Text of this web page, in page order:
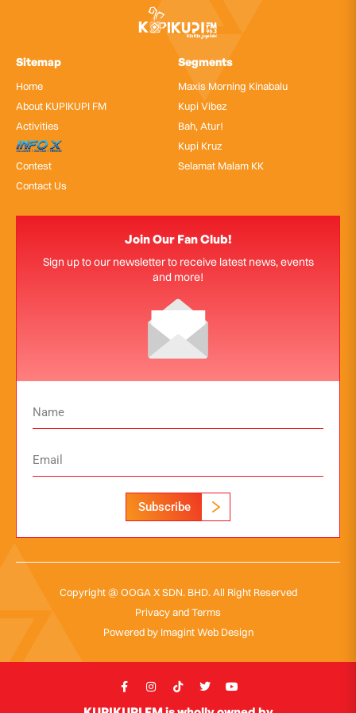
Sitemap
Home
About KUPIKUPI FM
Activities
InfoX
Contest
Contact Us
Segments
Maxis Morning Kinabalu
Kupi Vibez
Bah, Atur!
Kupi Kruz
Selamat Malam KK
Join Our Fan Club!
Sign up to our newsletter to receive latest news, events
and more!
Subscribe
Copyright @ OOGA X SDN. BHD. All Right Reserved
Privacy and Terms
Powered by Imagint Web Design